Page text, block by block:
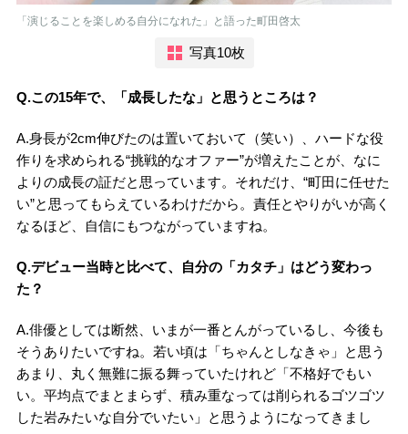
「演じることを楽しめる自分になれた」と語った町田啓太
写真10枚
Q.この15年で、「成長したな」と思うところは？
A.身長が2cm伸びたのは置いておいて（笑い）、ハードな役
作りを求められる“挑戦的なオファー”が増えたことが、なに
よりの成長の証だと思っています。それだけ、“町田に任せた
い”と思ってもらえているわけだから。責任とやりがいが高く
なるほど、自信にもつながっていますね。
Q.デビュー当時と比べて、自分の「カタチ」はどう変わっ
た？
A.俳優としては断然、いまが一番とんがっているし、今後も
そうありたいですね。若い頃は「ちゃんとしなきゃ」と思う
あまり、丸く無難に振る舞っていたけれど「不格好でもい
い。平均点でまとまらず、積み重なっては削られるゴツゴツ
した岩みたいな自分でいたい」と思うようになってきまし